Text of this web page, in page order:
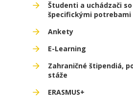
Študenti a uchádzači so
špecifickými potrebami
Ankety
E-Learning
Zahraničné štipendiá,
stáže
ERASMUS+